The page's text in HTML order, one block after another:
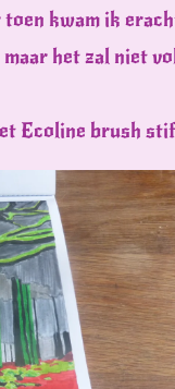
kwam ik
het zal niet
Ecoline brush